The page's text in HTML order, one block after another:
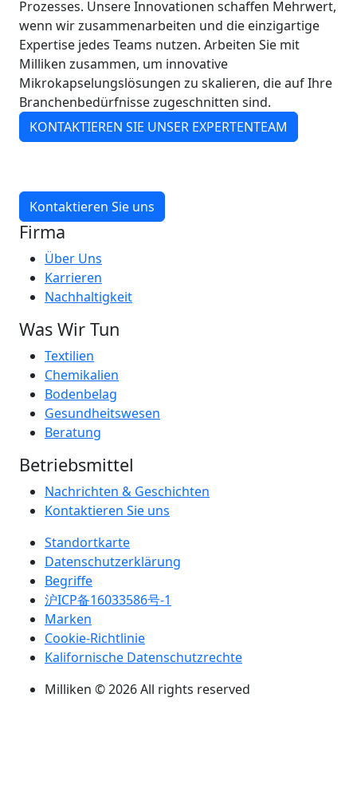
Prozesses. Unsere Innovationen schaffen Mehrwert,
wenn wir zusammenarbeiten und die einzigartige
Expertise jedes Teams nutzen. Arbeiten Sie mit
Milliken zusammen, um innovative
Mikrokapselungslösungen zu skalieren, die auf Ihre
Branchenbedürfnisse zugeschnitten sind.
KONTAKTIEREN SIE UNSER EXPERTENTEAM
Kontaktieren Sie uns
Firma
Über Uns
Karrieren
Nachhaltigkeit
Was Wir Tun
Textilien
Chemikalien
Bodenbelag
Gesundheitswesen
Beratung
Betriebsmittel
Nachrichten & Geschichten
Kontaktieren Sie uns
Standortkarte
Datenschutzerklärung
Begriffe
沪ICP备16033586号-1
Marken
Cookie-Richtlinie
Kalifornische Datenschutzrechte
Milliken © 2026 All rights reserved